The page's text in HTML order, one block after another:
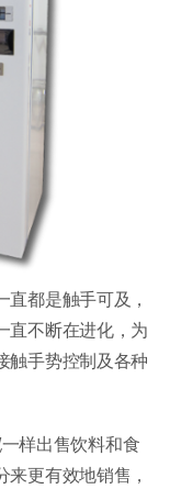
直都是触手可及，
直不断在进化，为
触手势控制及各种
一样出售饮料和食
更有效地销售，